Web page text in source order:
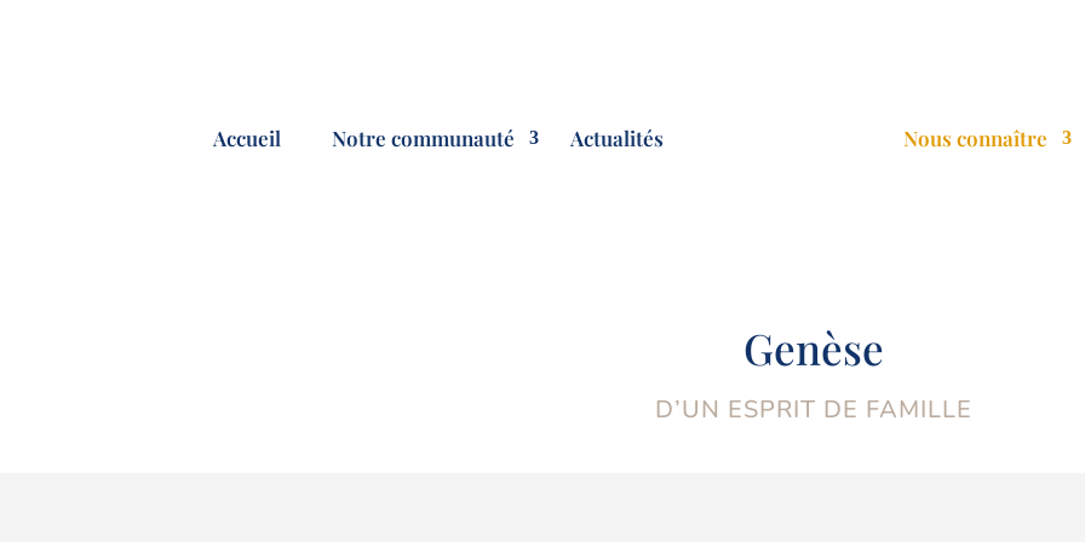
Accueil Notre communauté Actualités Nous connaître
Genèse
D’UN ESPRIT DE FAMILLE